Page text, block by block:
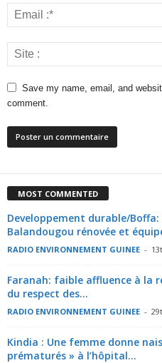
Save my name, email, and
comment.
MOST COMMENTED
Developpement durable/Boffa:
Balandougou rénovée et
RADIO ENVIRONNEMENT GUINEE -
Faranah: faible affluence à la
du respect des...
RADIO ENVIRONNEMENT GUINEE -
Kindia : Une femme donne
prématurés » à l’hôpital...